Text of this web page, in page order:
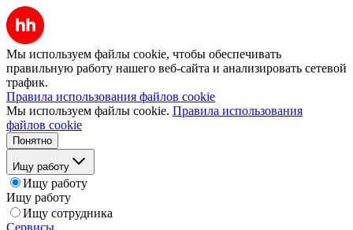
Мы используем файлы cookie, чтобы обеспечивать
правильную работу нашего веб-сайта и анализировать сетевой
трафик.
Правила использования файлов cookie
Мы используем файлы cookie. Правила использования
файлов cookie
Понятно
Ищу работу
Ищу работу
Ищу работу
Ищу сотрудника
Сервисы